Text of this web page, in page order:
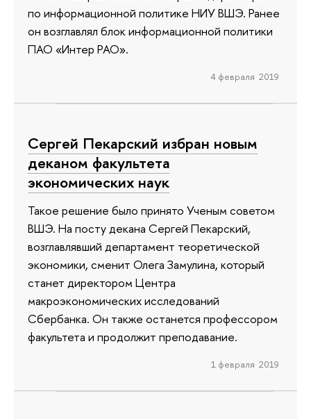
по информационной политике НИУ ВШЭ. Ранее
он возглавлял блок информационной политики
ПАО «Интер РАО».
4 февраля 2019
Сергей Пекарский избран новым
деканом факультета
экономических наук
Такое решение было принято Ученым советом
ВШЭ. На посту декана Сергей Пекарский,
возглавлявший департамент теоретической
экономики, сменит Олега Замулина, который
станет директором Центра
макроэкономических исследований
Сбербанка. Он также останется профессором
факультета и продолжит преподавание.
1 февраля 2019